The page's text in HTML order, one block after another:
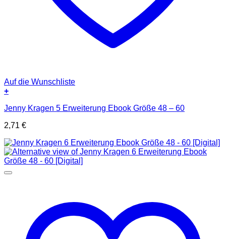
Auf die Wunschliste
+
Jenny Kragen 5 Erweiterung Ebook Größe 48 – 60
2,71 €